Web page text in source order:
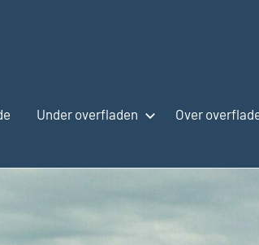
Under overfladen Over